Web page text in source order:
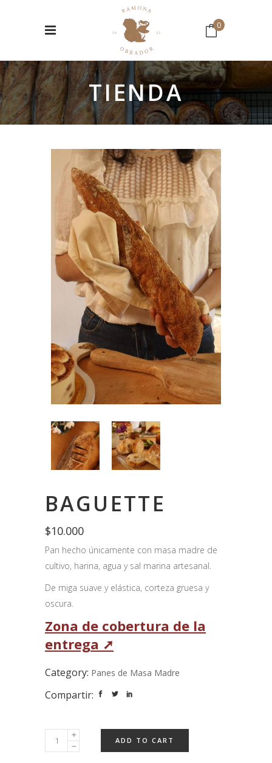
0
No hay productos en el Carrito.
TIENDA
BAGUETTE
$10.000
Pan hecho únicamente con masa madre de
cultivo, harina, agua y sal marina artesanal.
De miga suave y elástica, corteza gruesa y
oscura.
Zona de cobertura de la
entrega ➚
Category: Panes de Masa Madre
Compartir:
ADD TO CART